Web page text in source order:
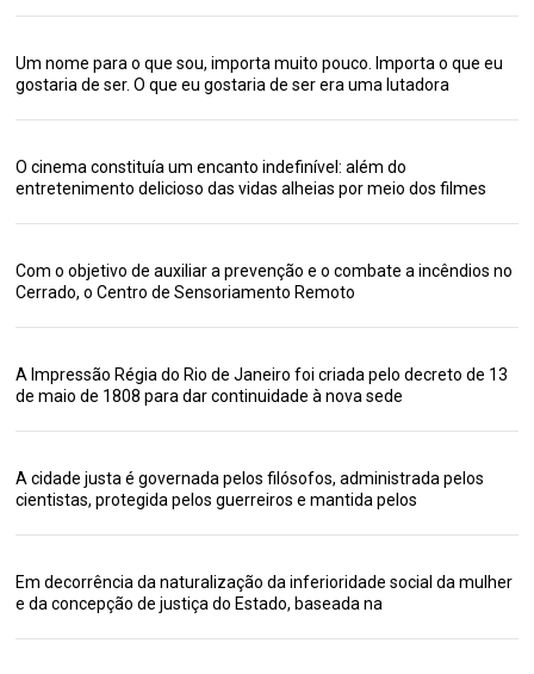
Um nome para o que sou, importa muito pouco. Importa o que eu
gostaria de ser. O que eu gostaria de ser era uma lutadora
O cinema constituía um encanto indefinível: além do
entretenimento delicioso das vidas alheias por meio dos filmes
Com o objetivo de auxiliar a prevenção e o combate a incêndios no
Cerrado, o Centro de Sensoriamento Remoto
A Impressão Régia do Rio de Janeiro foi criada pelo decreto de 13
de maio de 1808 para dar continuidade à nova sede
A cidade justa é governada pelos filósofos, administrada pelos
cientistas, protegida pelos guerreiros e mantida pelos
Em decorrência da naturalização da inferioridade social da mulher
e da concepção de justiça do Estado, baseada na